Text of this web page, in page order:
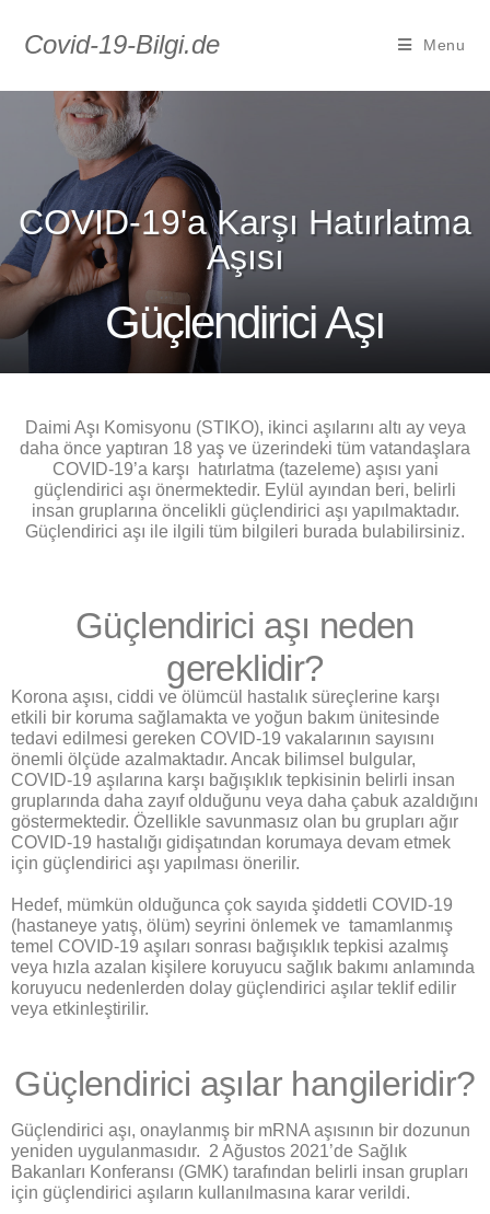
Covid-19-Bilgi.de Menu
COVID-19'a Karşı Hatırlatma
Aşısı
Güçlendirici Aşı
Daimi Aşı Komisyonu (STIKO), ikinci aşılarını altı ay veya
daha önce yaptıran 18 yaş ve üzerindeki tüm vatandaşlara
COVID-19’a karşı hatırlatma (tazeleme) aşısı yani
güçlendirici aşı önermektedir. Eylül ayından beri, belirli
insan gruplarına öncelikli güçlendirici aşı yapılmaktadır.
Güçlendirici aşı ile ilgili tüm bilgileri burada bulabilirsiniz.
Güçlendirici aşı neden
gereklidir?
Korona aşısı, ciddi ve ölümcül hastalık süreçlerine karşı
etkili bir koruma sağlamakta ve yoğun bakım ünitesinde
tedavi edilmesi gereken COVID-19 vakalarının sayısını
önemli ölçüde azalmaktadır. Ancak bilimsel bulgular,
COVID-19 aşılarına karşı bağışıklık tepkisinin belirli insan
gruplarında daha zayıf olduğunu veya daha çabuk azaldığını
göstermektedir. Özellikle savunmasız olan bu grupları ağır
COVID-19 hastalığı gidişatından korumaya devam etmek
için güçlendirici aşı yapılması önerilir.
Hedef, mümkün olduğunca çok sayıda şiddetli COVID-19
(hastaneye yatış, ölüm) seyrini önlemek ve tamamlanmış
temel COVID-19 aşıları sonrası bağışıklık tepkisi azalmış
veya hızla azalan kişilere koruyucu sağlık bakımı anlamında
koruyucu nedenlerden dolay güçlendirici aşılar teklif edilir
veya etkinleştirilir.
Güçlendirici aşılar hangileridir?
Güçlendirici aşı, onaylanmış bir mRNA aşısının bir dozunun
yeniden uygulanmasıdır. 2 Ağustos 2021’de Sağlık
Bakanları Konferansı (GMK) tarafından belirli insan grupları
için güçlendirici aşıların kullanılmasına karar verildi.